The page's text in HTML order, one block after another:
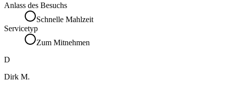
Anlass des Besuchs
Schnelle Mahlzeit
Servicetyp
Zum Mitnehmen
D
Dirk M.